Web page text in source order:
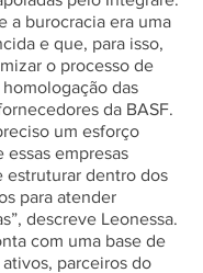
a burocracia era uma
e que, para isso,
o processo de
das
da BASF.
um esforço
essas empresas
estruturar dentro dos
para atender
descreve Leonessa.
com uma base de
parceiros do